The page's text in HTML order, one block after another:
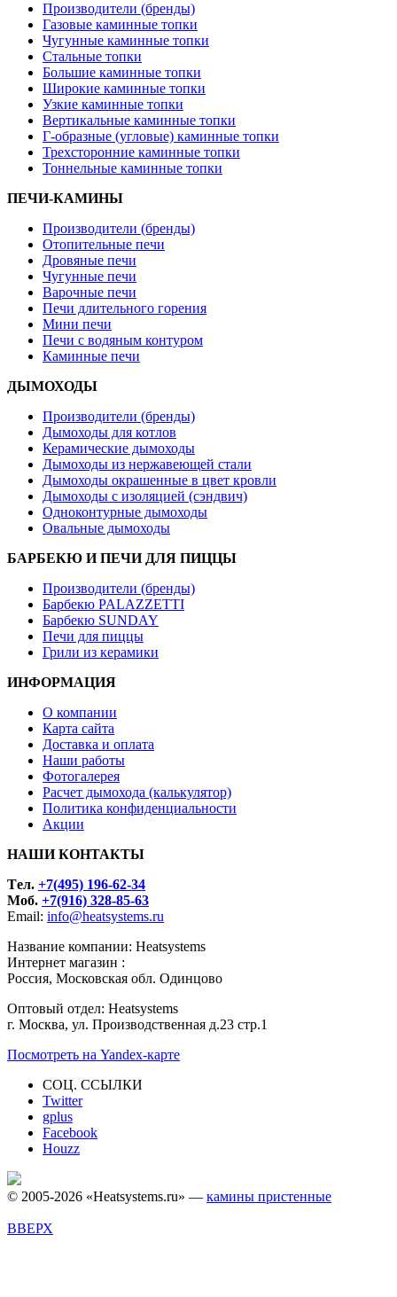
Производители (бренды)
Газовые каминные топки
Чугунные каминные топки
Стальные топки
Большие каминные топки
Широкие каминные топки
Узкие каминные топки
Вертикальные каминные топки
Г-образные (угловые) каминные топки
Трехсторонние каминные топки
Тоннельные каминные топки
ПЕЧИ-КАМИНЫ
Производители (бренды)
Отопительные печи
Дровяные печи
Чугунные печи
Варочные печи
Печи длительного горения
Мини печи
Печи с водяным контуром
Каминные печи
ДЫМОХОДЫ
Производители (бренды)
Дымоходы для котлов
Керамические дымоходы
Дымоходы из нержавеющей стали
Дымоходы окрашенные в цвет кровли
Дымоходы с изоляцией (сэндвич)
Одноконтурные дымоходы
Овальные дымоходы
БАРБЕКЮ И ПЕЧИ ДЛЯ ПИЦЦЫ
Производители (бренды)
Барбекю PALAZZETTI
Барбекю SUNDAY
Печи для пиццы
Грили из керамики
ИНФОРМАЦИЯ
О компании
Карта сайта
Доставка и оплата
Наши работы
Фотогалерея
Расчет дымохода (калькулятор)
Политика конфиденциальности
Акции
НАШИ КОНТАКТЫ
Tел. +7(495) 196-62-34
Моб. +7(916) 328-85-63
Email: info@heatsystems.ru
Название компании: Heatsystems
Интернет магазин :
Россия, Московская обл. Одинцово
Оптовый отдел: Heatsystems
г. Москва, ул. Производственная д.23 стр.1
Посмотреть на Yandex-карте
СОЦ. ССЫЛКИ
Twitter
gplus
Facebook
Houzz
© 2005-2026 «Heatsystems.ru» — камины пристенные
ВВЕРХ